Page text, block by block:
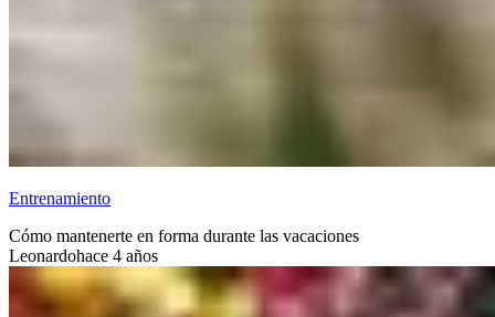
Entrenamiento
Cómo mantenerte en forma durante las vacaciones
Leonardohace 4 años